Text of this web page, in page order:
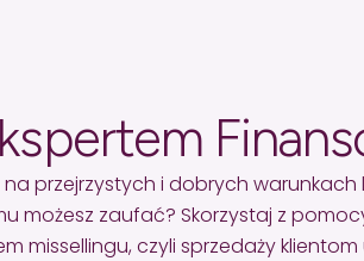
na przejrzystych i dobrych
zaufać? Skorzystaj z
missellingu, czyli sprzedaży